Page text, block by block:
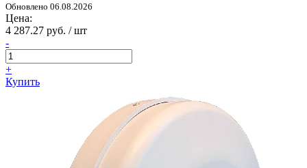
Обновлено 06.08.2026
Цена:
4 287.27 руб. / шт
-
+
Купить